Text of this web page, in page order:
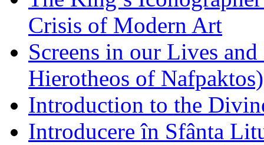
Crisis of Modern Art
Screens in our Lives
Hierotheos of Nafpaktos)
Introduction to the
Introducere în Sfânta